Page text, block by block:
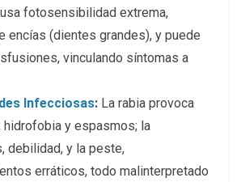
fotosensibilidad extrema,
encías (dientes grandes), y puede
vinculando síntomas a
Infecciosas: La rabia provoca
hidrofobia y espasmos; la
debilidad, y la peste,
erráticos, todo malinterpretado